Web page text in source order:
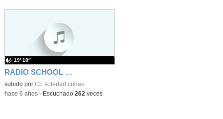
RADIO SCHOOL PROGRAMA 003 10-03-2020
subido por Cp soledad cubas
19′ 18″
-hace 6 años- Escuchado 262veces